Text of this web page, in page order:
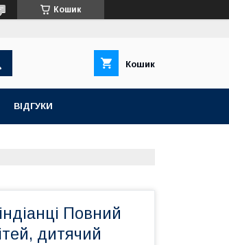
Кошик
Кошик
ВІДГУКИ
Повний
дитячий